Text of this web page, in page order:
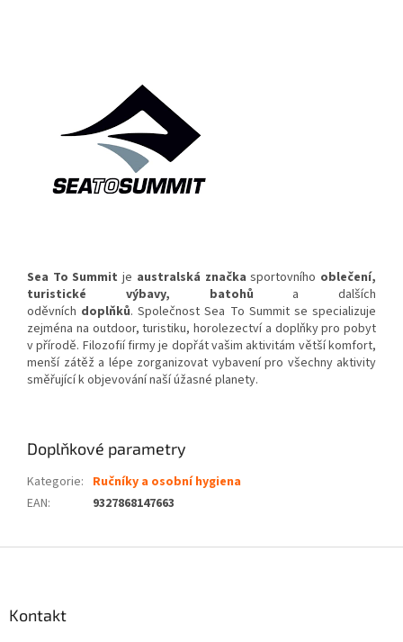
Sea To Summit je australská značka sportovního oblečení,
turistické výbavy, batohů
a dalších
oděvních doplňků. Společnost Sea To Summit se specializuje
zejména na outdoor, turistiku, horolezectví a doplňky pro pobyt
v přírodě. Filozofií firmy je dopřát vašim aktivitám větší komfort,
menší zátěž a lépe zorganizovat vybavení pro všechny aktivity
směřující k objevování naší úžasné planety.
Doplňkové parametry
Kategorie: Ručníky a osobní hygiena
EAN: 9327868147663
Kontakt